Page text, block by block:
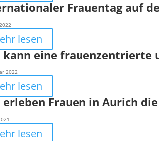
Frauentag auf
lesen
kann eine frauenzentrierte
2022
lesen
erleben Frauen in Aurich
lesen